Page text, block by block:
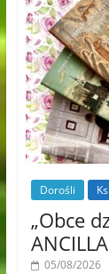
Dorośli
„Obce
ANCILLA
05/08/2026